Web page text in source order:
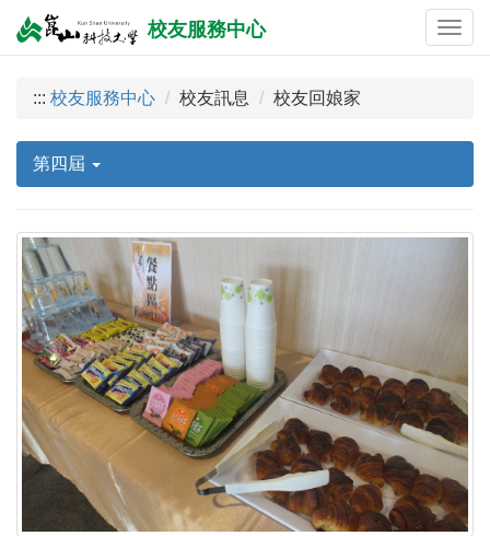
校友服務中心
::: 校友服務中心 校友訊息 校友回娘家
第四屆